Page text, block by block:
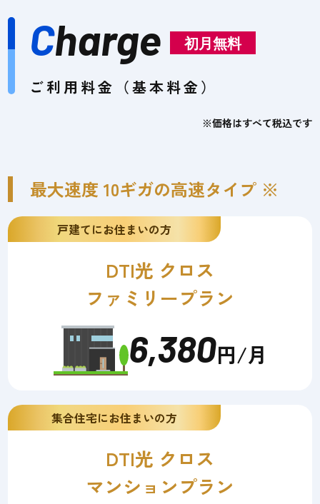
Charge 初月無料
ご利用料金（基本料金）
※価格はすべて税込です
最大速度 10ギガの高速タイプ ※
戸建てにお住まいの方
DTI光 クロス
ファミリープラン
6,380円/月
集合住宅にお住まいの方
DTI光 クロス
マンションプラン